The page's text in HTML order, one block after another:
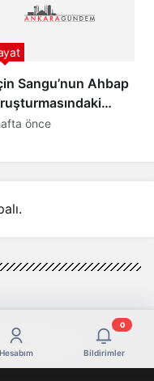
Sangu’nun Ahbap
ortaya çıktı: “İyi
önce
Hesabım Bildirimler
0